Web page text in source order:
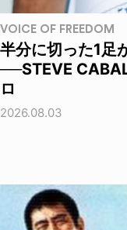
VOICE OF FREEDOM
半分に切った1足
──STEVE
ロ
2026.08.03